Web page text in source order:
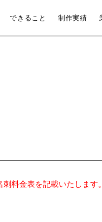
できること 制作実績
料金表を記載いたします